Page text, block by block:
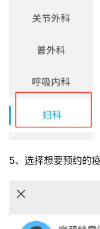
5、选择想要预约的疫